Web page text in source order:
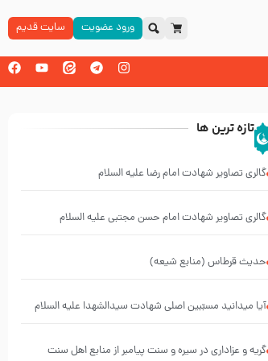
ورود عضویت سایت قدیم
تازه ترین ها
گالری تصاویر شهادت امام رضا علیه السلام
گالری تصاویر شهادت امام حسن مجتبی علیه السلام
حدیث قرطاس (منابع شیعه)
آیا میدانید مسبّبین اصلی شهادت سیدالشهدا علیه ‌السلام
گریه و عزاداری در سیره و سنت پیامبر از منابع اهل سنت